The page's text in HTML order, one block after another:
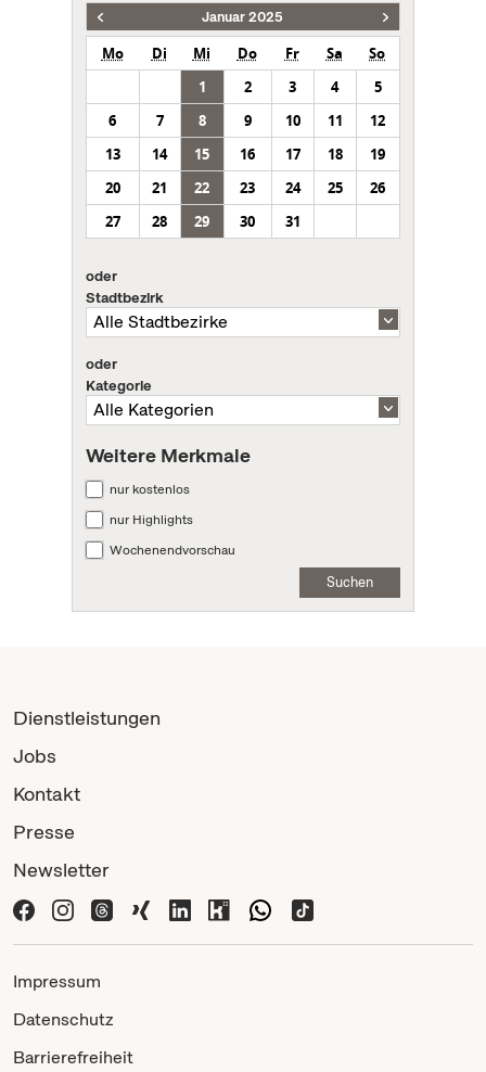
Januar 2025
Mo Di Mi Do Fr Sa
So
1
2 3 4
5
6
7 8 9 10 11
12
13
14 15 16 17 18
19
20
21 22 23 24 25
26
27
28 29 30 31
oder
Stadtbezirk
oder
Kategorie
Weitere Merkmale
nur kostenlos
nur Highlights
Wochenendvorschau
Suchen
Dienstleistungen
Jobs
Kontakt
Presse
Newsletter
Impressum
Datenschutz
Barrierefreiheit